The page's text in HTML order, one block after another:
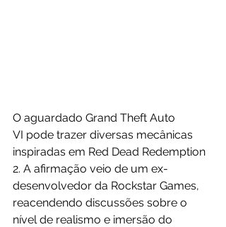
O aguardado Grand Theft Auto
VI pode trazer diversas mecânicas
inspiradas em Red Dead Redemption
2. A afirmação veio de um ex-
desenvolvedor da Rockstar Games,
reacendendo discussões sobre o
nível de realismo e imersão do